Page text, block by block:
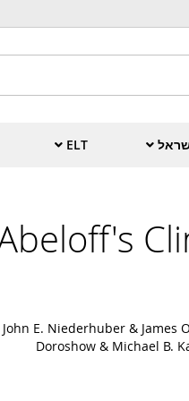
ELT
John E. Niederhuber & James
Doroshow & Michael B.